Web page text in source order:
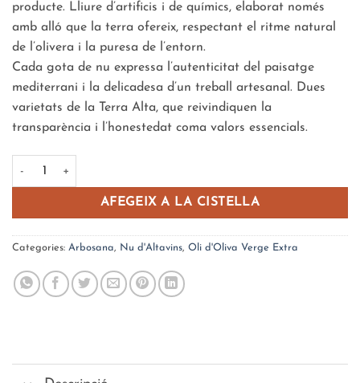
producte. Lliure d’artificis i de químics, elaborat només
amb alló que la terra ofereix, respectant el ritme natural
de l’olivera i la puresa de l’entorn.
Cada gota de nu expressa l’autenticitat del paisatge
mediterrani i la delicadesa d’un treball artesanal. Dues
varietats de la Terra Alta, que reivindiquen la
transparència i l’honestedat coma valors essencials.
quantitat de Nu Arbosana
AFEGEIX A LA CISTELLA
Categories: Arbosana, Nu d'Altavins, Oli d'Oliva Verge Extra